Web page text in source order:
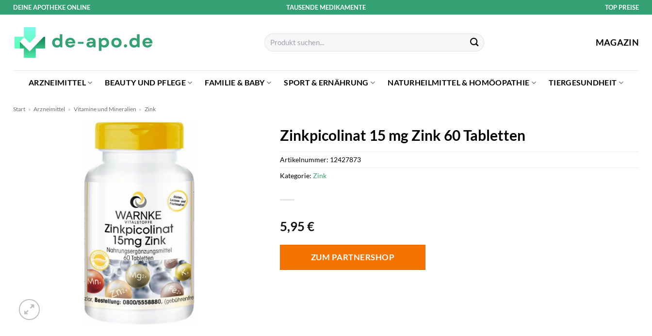
ZumDEINE APOTHEKE ONLINE TAUSENDE MEDIKAMENTE TOP PREISE
Suchen
nach:
MAGAZIN
ARZNEIMITTEL BEAUTY UND PFLEGE FAMILIE & BABY SPORT & ERNÄHRUNG NATURHEILMITTEL & HOMÖOPATHIE TIERGESUNDHEIT
Start » Arzneimittel » Vitamine und Mineralien » Zink
Zinkpicolinat 15 mg Zink 60 Tabletten
5,95€
ZUM PARTNERSHOP
Artikelnummer: 12427873
Kategorie: Zink